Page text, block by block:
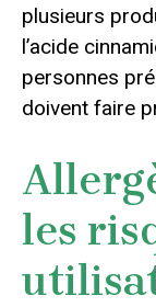
plusieurs
l’acide
personnes
doivent faire
les